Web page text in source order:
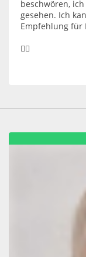
beschwören,
gesehen. Ich
Empfehlung für
👍🏻